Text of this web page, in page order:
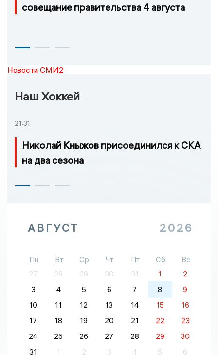
совещание правительства 4 августа
Новости СМИ2
Наш Хоккей
21:31
Николай Кныжов присоединился к СКА
на два сезона
АВГУСТ 2026
Пн Вт Ср Чт Пт Сб
Вс
27
28 29 30 31 1
2
3
4 5 6 7 8
9
10
11 12 13 14 15
16
17
18 19 20 21 22
23
24
25 26 27 28 29
30
31
1 2 3 4 5 6